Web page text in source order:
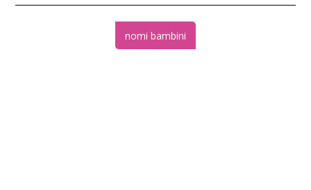
nomi bambini